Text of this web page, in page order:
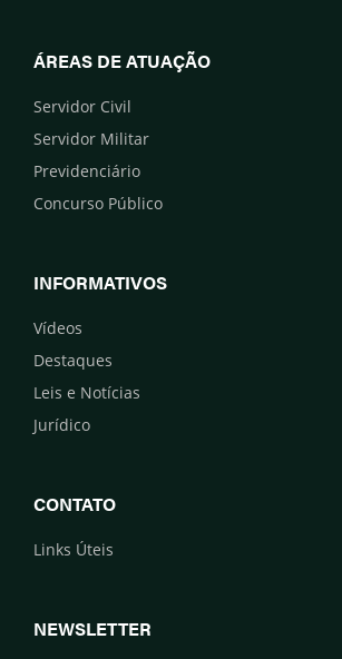
ÁREAS DE ATUAÇÃO
Servidor Civil
Servidor Militar
Previdenciário
Concurso Público
INFORMATIVOS
Vídeos
Destaques
Leis e Notícias
Jurídico
CONTATO
Links Úteis
NEWSLETTER